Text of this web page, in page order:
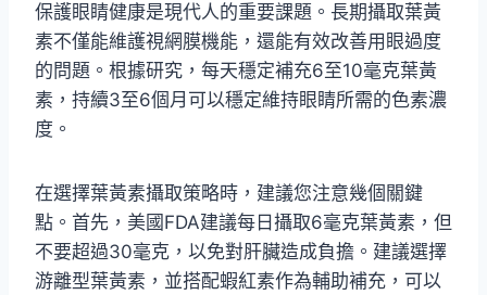
保護眼睛健康是現代人的重要課題。長期攝取葉黃
素不僅能維護視網膜機能，還能有效改善用眼過度
的問題。根據研究，每天穩定補充6至10毫克葉黃
素，持續3至6個月可以穩定維持眼睛所需的色素濃
度。
在選擇葉黃素攝取策略時，建議您注意幾個關鍵
點。首先，美國FDA建議每日攝取6毫克葉黃素，但
不要超過30毫克，以免對肝臟造成負擔。建議選擇
游離型葉黃素，並搭配蝦紅素作為輔助補充，可以